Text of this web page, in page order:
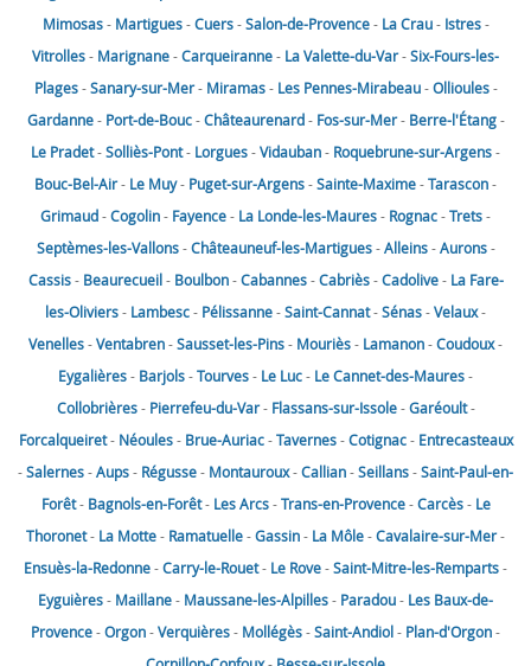
Mimosas- Martigues-Cuers-Salon-de-Provence- La Crau- Istres-
Vitrolles- Marignane-Carqueiranne- La Valette-du-Var-Six-Fours-les-
Plages-Sanary-sur-Mer- Miramas- Les Pennes-Mirabeau-Ollioules-
Gardanne- Port-de-Bouc-Châteaurenard- Fos-sur-Mer- Berre-l'Étang-
Le Pradet-Solliès-Pont- Lorgues-Vidauban- Roquebrune-sur-Argens-
Bouc-Bel-Air- Le Muy- Puget-sur-Argens-Sainte-Maxime-Tarascon-
Grimaud-Cogolin- Fayence- La Londe-les-Maures- Rognac-Trets-
Septèmes-les-Vallons-Châteauneuf-les-Martigues-Alleins-Aurons-
Cassis- Beaurecueil- Boulbon-Cabannes-Cabriès-Cadolive- La Fare-
les-Oliviers- Lambesc- Pélissanne-Saint-Cannat-Sénas-Velaux-
Venelles-Ventabren-Sausset-les-Pins- Mouriès- Lamanon-Coudoux-
Eygalières- Barjols-Tourves- Le Luc- Le Cannet-des-Maures-
Collobrières- Pierrefeu-du-Var- Flassans-sur-Issole-Garéoult-
Forcalqueiret- Néoules- Brue-Auriac-Tavernes-Cotignac- Entrecasteaux
-Salernes-Aups- Régusse- Montauroux-Callian-Seillans-Saint-Paul-en-
Forêt- Bagnols-en-Forêt- Les Arcs-Trans-en-Provence-Carcès- Le
Thoronet- La Motte- Ramatuelle-Gassin- La Môle-Cavalaire-sur-Mer-
Ensuès-la-Redonne-Carry-le-Rouet- Le Rove-Saint-Mitre-les-Remparts-
Eyguières- Maillane- Maussane-les-Alpilles- Paradou- Les Baux-de-
Provence-Orgon-Verquières- Mollégès-Saint-Andiol- Plan-d'Orgon-